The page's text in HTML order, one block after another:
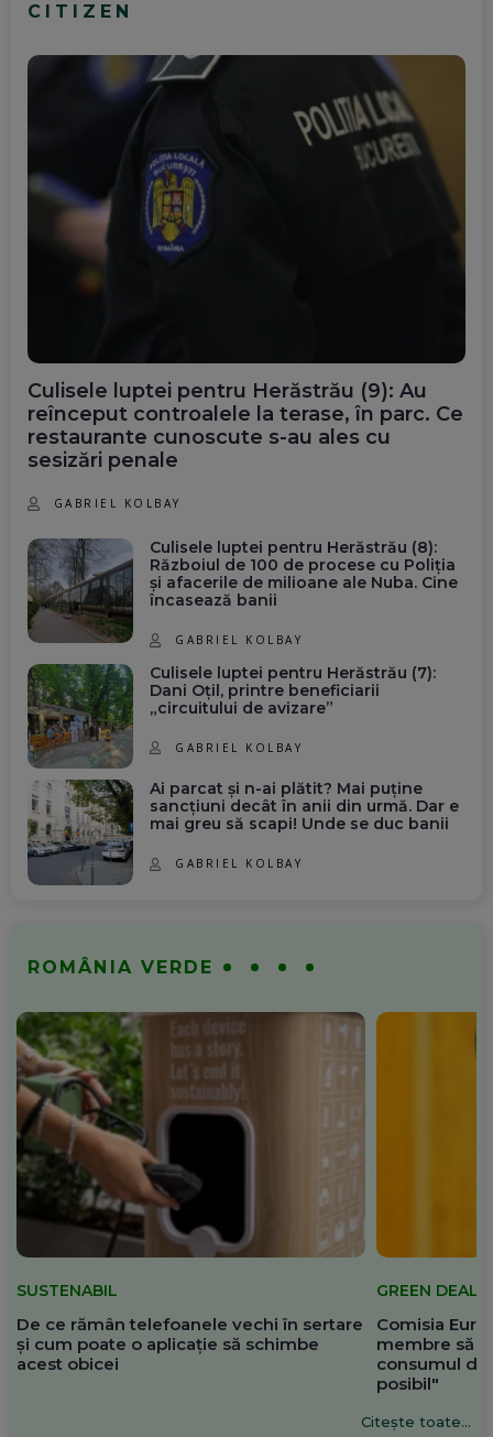
CITIZEN
Culisele luptei pentru Herăstrău (9): Au
reînceput controalele la terase, în parc. Ce
restaurante cunoscute s-au ales cu
sesizări penale
GABRIEL KOLBAY
Culisele luptei pentru Herăstrău (8):
Războiul de 100 de procese cu Poliția
și afacerile de milioane ale Nuba. Cine
încasează banii
GABRIEL KOLBAY
Culisele luptei pentru Herăstrău (7):
Dani Oțil, printre beneficiarii
„circuitului de avizare”
GABRIEL KOLBAY
Ai parcat și n-ai plătit? Mai puține
sancțiuni decât în anii din urmă. Dar e
mai greu să scapi! Unde se duc banii
GABRIEL KOLBAY
ROMÂNIA VERDE
SUSTENABIL
De ce rămân telefoanele vechi în sertare
și cum poate o aplicație să schimbe
acest obicei
GREEN DEAL
Comisia
membre să
consumul de
posibil"
Citește toate...